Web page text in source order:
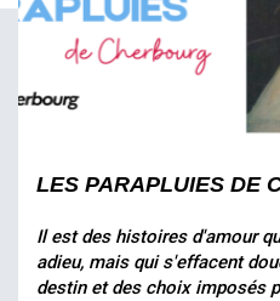
LES PARAPLUIES DE
Il est des histoires d'amour
adieu, mais qui s'effacent
destin et des choix imposés